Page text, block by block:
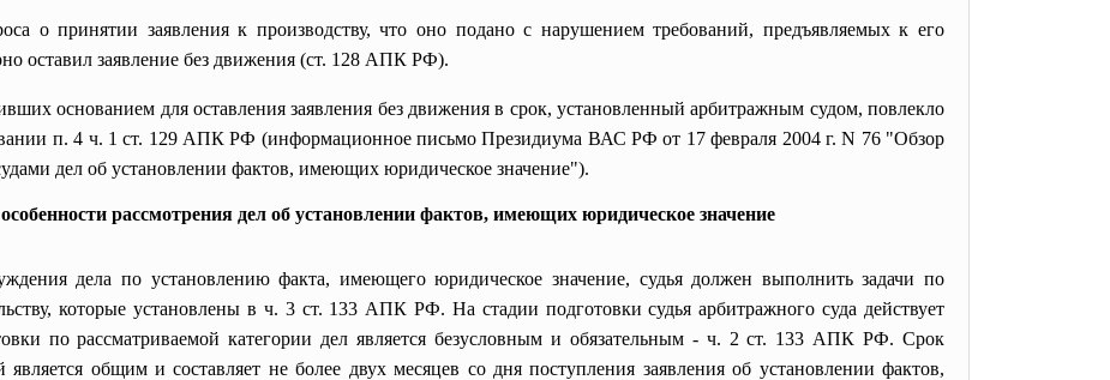
о принятии заявления к производству, что оно подано с нарушением требований, предъявляемых к его
оставил заявление без движения (ст. 128 АПК РФ).
основанием для оставления заявления без движения в срок, установленный арбитражным судом, повлекло
п. 4 ч. 1 ст. 129 АПК РФ (информационное письмо Президиума ВАС РФ от 17 февраля 2004 г. N 76 "Обзор
дел об установлении фактов, имеющих юридическое значение").
рассмотрения дел об установлении фактов, имеющих юридическое значение
дела по установлению факта, имеющего юридическое значение, судья должен выполнить задачи по
которые установлены в ч. 3 ст. 133 АПК РФ. На стадии подготовки судья арбитражного суда действует
по рассматриваемой категории дел является безусловным и обязательным - ч. 2 ст. 133 АПК РФ. Срок
является общим и составляет не более двух месяцев со дня поступления заявления об установлении фактов,